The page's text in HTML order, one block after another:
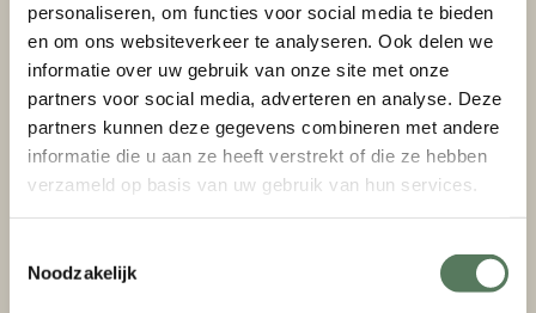
personaliseren, om functies voor social media te bieden
en om ons websiteverkeer te analyseren. Ook delen we
informatie over uw gebruik van onze site met onze
partners voor social media, adverteren en analyse. Deze
partners kunnen deze gegevens combineren met andere
informatie die u aan ze heeft verstrekt of die ze hebben
verzameld op basis van uw gebruik van hun services.
Noodzakelijk
Stage Receptie
Word jij blij van gast- en klanten contact en wil je samen
met een enthousiast team het verschil maken!? Heb jij